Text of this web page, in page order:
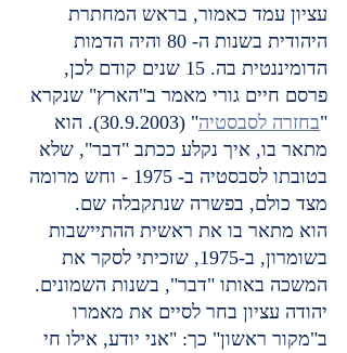
עציון עמד כאמור, בראש המחתרת
היהודית בשנות ה- 80 והיה הדמות
הדומיננטית בה. 15 שנים קודם לכן,
פרסם חיים גורי מאמר ב"הארץ" שנקרא
"בחזרה לסבסטיה
" (30.9.2003). הוא
מתאר בו, איך נקלע ככתב "דבר", שלא
בטובתו לסבסטיה ב- 1975 - וחש מרומה
מצד כולם, בפשרה שנתקבלה שם.
הוא מתאר בו את ראשית ההתיישבות
בשומרון, ב-1975, שזכיתי לסקר את
המשכה באותו "דבר", בשנות השמונים.
יהודה עציון בחר לסיים את מאמרו
ב"מקור ראשון" כך: "אני יודע, אילו חי